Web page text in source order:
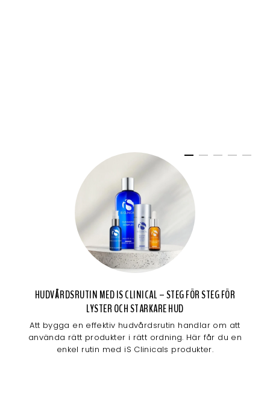
HUDVÅRDSRUTIN MED IS CLINICAL – STEG FÖR STEG FÖR
LYSTER OCH STARKARE HUD
Att bygga en effektiv hudvårdsrutin handlar om att
använda rätt produkter i rätt ordning. Här får du en
enkel rutin med iS Clinicals produkter.